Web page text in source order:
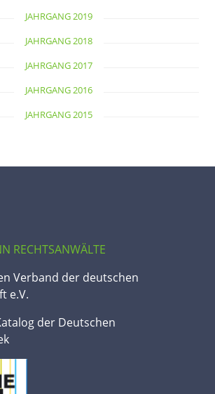
JAHRGANG 2019
JAHRGANG 2018
JAHRGANG 2017
JAHRGANG 2016
JAHRGANG 2015
RECHTSANWÄLTE
Verband der deutschen
e.V.
der Deutschen